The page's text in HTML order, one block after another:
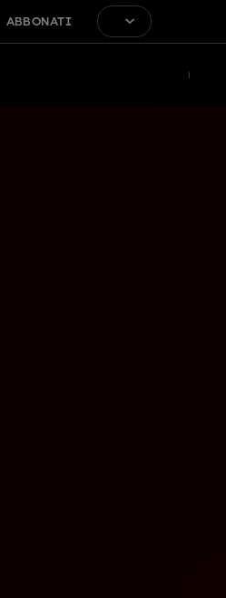
ABBONATI